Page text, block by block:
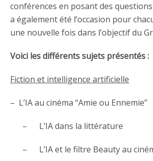
conférences en posant des questions
a également été l’occasion pour
une nouvelle fois dans l’objectif du
Voici les différents sujets présentés :
Fiction et intelligence artificielle
– L’IA au cinéma “Amie ou Ennemie”
– L’IA dans la littérature
– L’IA et le filtre Beauty au